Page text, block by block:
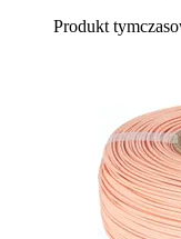
Produkt